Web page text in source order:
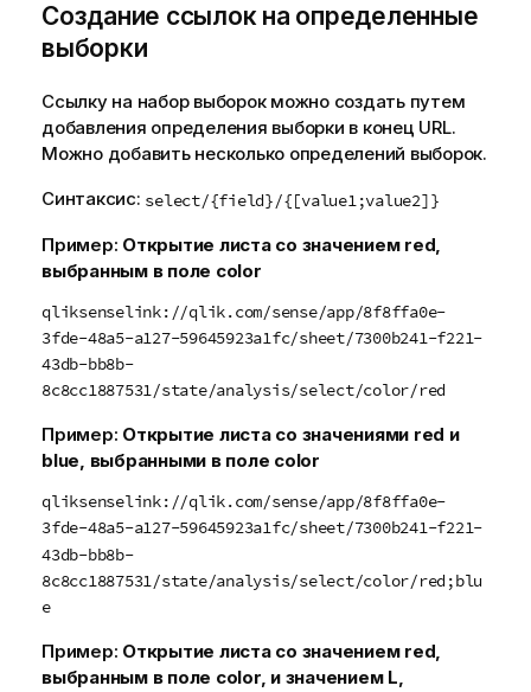
Создание ссылок на определенные
выборки
Ссылку на набор выборок можно создать путем
добавления определения выборки в конец URL.
Можно добавить несколько определений выборок.
Синтаксис: select/{field}/{[value1;value2]}
Пример: Открытие листа со значением red
выбранным в поле color
qliksenselink://qlik.com/sense/app/8f8ffa0e-
3fde-48a5-a127-59645923a1fc/sheet/7300b241-f221-
43db-bb8b-
8c8cc1887531/state/analysis/select/color/red
Пример: Открытие листа со значениями red и
blue, выбранными в поле color
qliksenselink://qlik.com/sense/app/8f8ffa0e-
3fde-48a5-a127-59645923a1fc/sheet/7300b241-f221-
43db-bb8b-
8c8cc1887531/state/analysis/select/color/red;blu
e
Пример: Открытие листа со значением red
выбранным в поле color, и значением L